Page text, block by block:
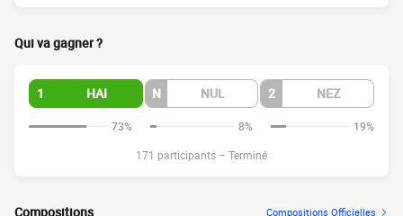
Qui va gagner ?
1 HAI N NUL 2 NEZ
73% 8%
19%
171 participants – Terminé
Compositions Compositions Officielles